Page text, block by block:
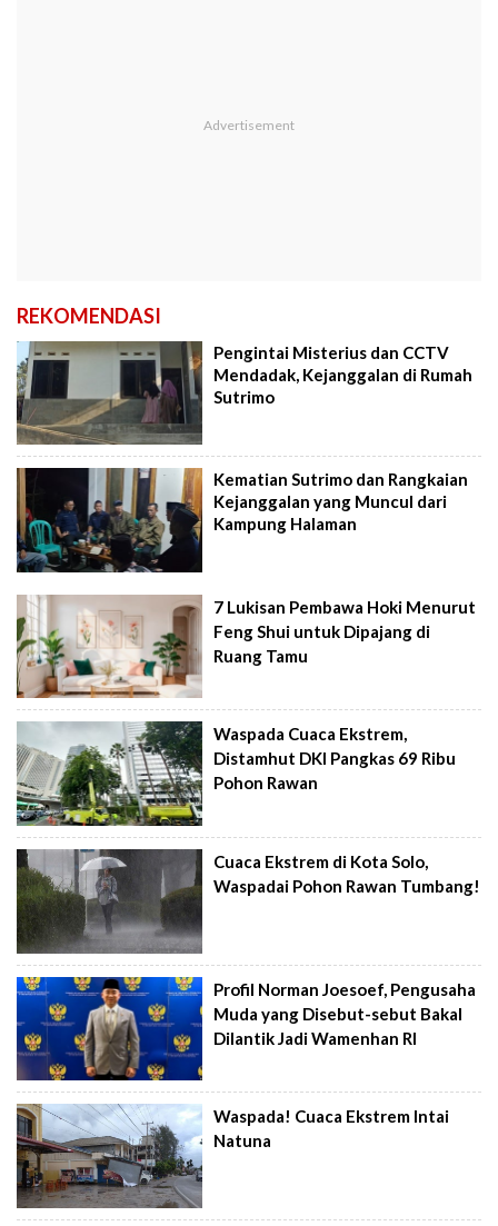
REKOMENDASI
Pengintai Misterius dan CCTV
Mendadak, Kejanggalan di Rumah
Sutrimo
Kematian Sutrimo dan Rangkaian
Kejanggalan yang Muncul dari
Kampung Halaman
7 Lukisan Pembawa Hoki Menurut
Feng Shui untuk Dipajang di
Ruang Tamu
Waspada Cuaca Ekstrem,
Distamhut DKI Pangkas 69 Ribu
Pohon Rawan
Cuaca Ekstrem di Kota Solo,
Waspadai Pohon Rawan Tumbang!
Profil Norman Joesoef, Pengusaha
Muda yang Disebut-sebut Bakal
Dilantik Jadi Wamenhan RI
Waspada! Cuaca Ekstrem Intai
Natuna